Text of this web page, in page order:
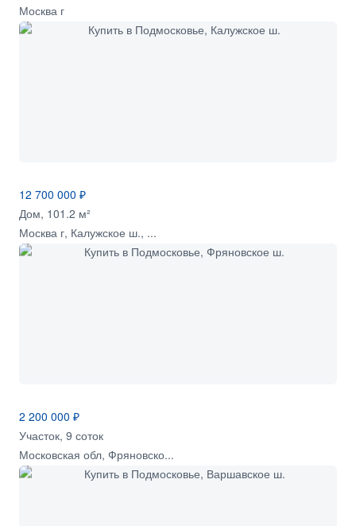
Москва г
12 700 000 ₽
Дом, 101.2 м²
Москва г, Калужское ш., ...
2 200 000 ₽
Участок, 9 соток
Московская обл, Фряновско...